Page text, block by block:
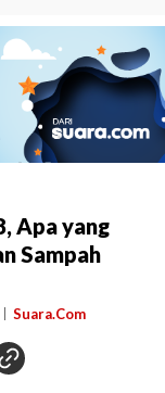
Apa yang
Sampah
Suara.Com